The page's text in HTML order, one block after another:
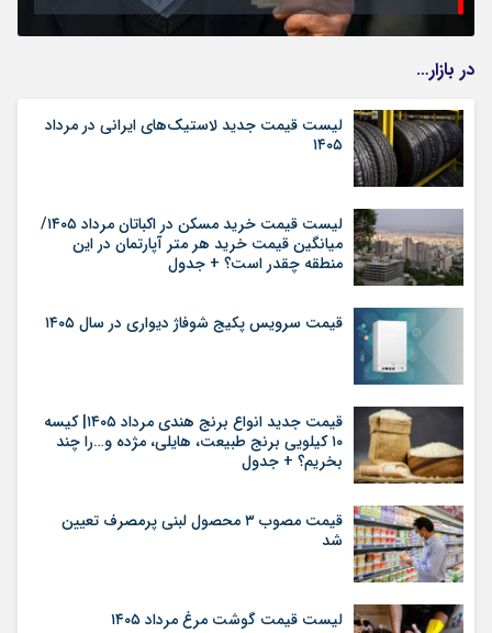
در بازار…
لیست قیمت جدید لاستیک‌های ایرانی در مرداد
۱۴۰۵
لیست قیمت خرید مسکن در اکباتان مرداد ۱۴۰۵/
میانگین قیمت خرید هر متر آپارتمان در این
منطقه چقدر است؟ + جدول
قیمت سرویس پکیج شوفاژ دیواری در سال ۱۴۰۵
قیمت جدید انواع برنج هندی مرداد ۱۴۰۵| کیسه
۱۰ کیلویی برنج طبیعت، هایلی، مژده و…را چند
بخریم؟ + جدول
قیمت مصوب ۳ محصول لبنی پرمصرف تعیین
شد
لیست قیمت گوشت مرغ مرداد ۱۴۰۵